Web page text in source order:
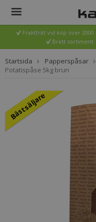
Fraktfritt vid köp över 2000
Brett sortiment
Startsida Papperspåsar
Potatispåse 5kg brun
Bästsäljare